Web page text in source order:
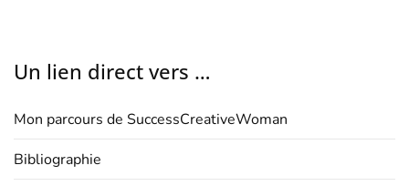
Un lien direct vers …
Mon parcours de SuccessCreativeWoman
Bibliographie